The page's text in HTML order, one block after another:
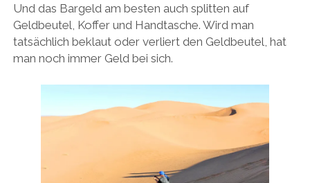
Und das Bargeld am besten auch splitten auf
Geldbeutel, Koffer und Handtasche. Wird man
tatsächlich beklaut oder verliert den Geldbeutel, hat
man noch immer Geld bei sich.